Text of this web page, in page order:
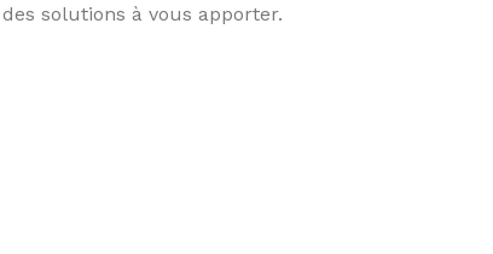
solutions à vous apporter.